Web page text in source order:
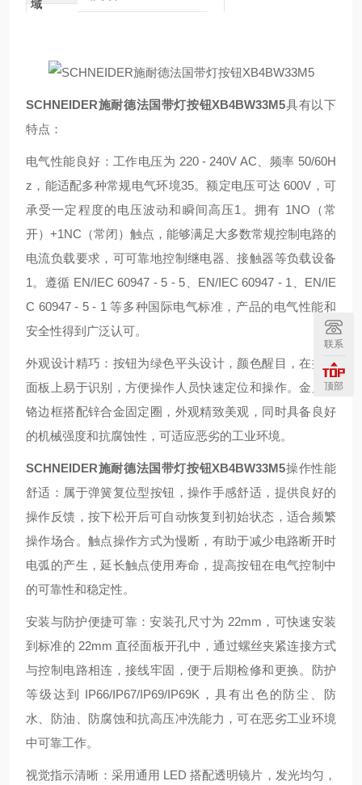
域
SCHNEIDER施耐德法国带灯按钮XB4BW33M5具有以下
特点：
电气性能良好：工作电压为 220 - 240V AC、频率 50/60H
z，能适配多种常规电气环境35。额定电压可达 600V，可
承受一定程度的电压波动和瞬间高压1。拥有 1NO（常
开）+1NC（常闭）触点，能够满足大多数常规控制电路的
电流负载要求，可可靠地控制继电器、接触器等负载设备
1。遵循 EN/IEC 60947 - 5 - 5、EN/IEC 60947 - 1、EN/IE
C 60947 - 5 - 1 等多种国际电气标准，产品的电气性能和
安全性得到广泛认可。
外观设计精巧：按钮为绿色平头设计，颜色醒目，在操作
面板上易于识别，方便操作人员快速定位和操作。金属镀
铬边框搭配锌合金固定圈，外观精致美观，同时具备良好
的机械强度和抗腐蚀性，可适应恶劣的工业环境。
SCHNEIDER施耐德法国带灯按钮XB4BW33M5操作性能
舒适：属于弹簧复位型按钮，操作手感舒适，提供良好的
操作反馈，按下松开后可自动恢复到初始状态，适合频繁
操作场合。触点操作方式为慢断，有助于减少电路断开时
电弧的产生，延长触点使用寿命，提高按钮在电气控制中
的可靠性和稳定性。
安装与防护便捷可靠：安装孔尺寸为 22mm，可快速安装
到标准的 22mm 直径面板开孔中，通过螺丝夹紧连接方式
与控制电路相连，接线牢固，便于后期检修和更换。防护
等级达到 IP66/IP67/IP69/IP69K，具有出色的防尘、防
水、防油、防腐蚀和抗高压冲洗能力，可在恶劣工业环境
中可靠工作。
视觉指示清晰：采用通用 LED 搭配透明镜片，发光均匀，
联系
顶部